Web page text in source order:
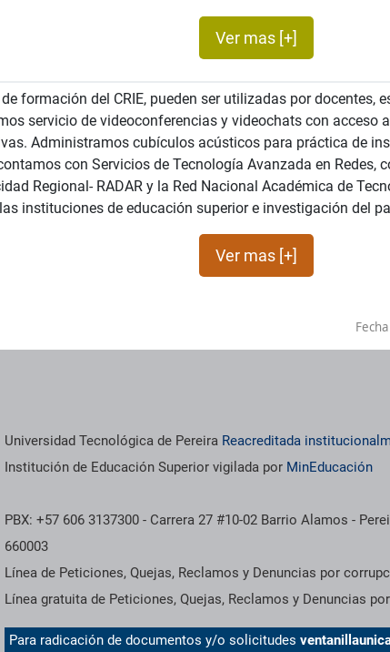
Ver mas [+]
formación del CRIE, pueden ser utilizadas por docentes,
servicio de videoconferencias y videochats con acceso
Administramos cubículos acústicos para práctica de
con Servicios de Tecnología Avanzada en Redes,
Regional- RADAR y la Red Nacional Académica de
instituciones de educación superior e investigación del
Ver mas [+]
Información institucional
Universidad Tecnológica de Pereira Reacreditada
Institución de Educación Superior vigilada por MinEducación
PBX: +57 606 3137300 - Carrera 27 #10-02 Barrio Alamos -
660003
Línea de Peticiones, Quejas, Reclamos y Denuncias por
Línea gratuita de Peticiones, Quejas, Reclamos y Denuncias
Para radicación de documentos y/o solicitudes